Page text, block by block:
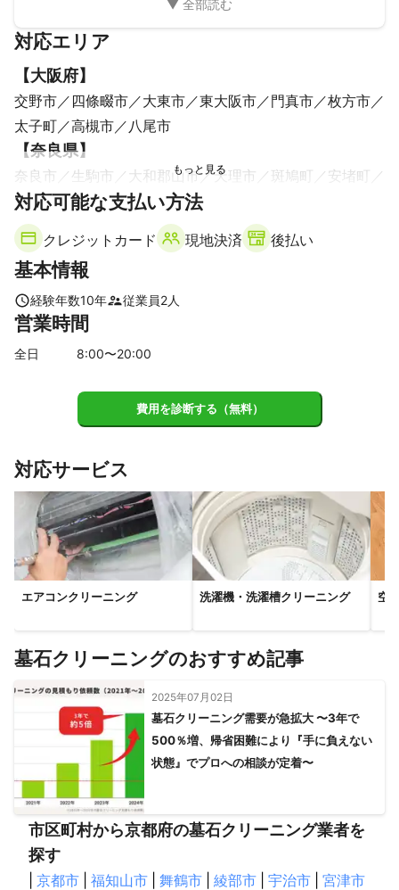
対応エリア
【大阪府】
交野市 四條畷市 大東市 東大阪市 門真市
枚方市
太子町
高槻市 八尾市
【奈良県】
奈良市 生駒市 大和郡山市 天理市 斑鳩町
安堵町
川西町
平群町 三宅町 田原本町
三郷町
上牧町 桜井市
橿原市
大和高田市 宇陀市 葛城市
明日香村
高取町
御所市
御杖村
下市町 黒滝村
【三重県】
名張市 伊賀市
井手町 京田辺市
宇治田原町 南山城村 八幡市
久御山町
【滋賀県】
栗東市 草津市 甲賀市 湖南市 大津市
守山市
竜王町
野洲市
対応可能な支払い方法
クレジットカード 現地決済 後払い
基本情報
経験年数10年 従業員2人
営業時間
全日 8:00〜20:00
費用を診断する（無料）
対応サービス
エアコンクリーニング 洗濯機・洗濯槽クリーニング 空
墓石クリーニングのおすすめ記事
2025年07月02日
墓石クリーニング需要が急拡大 〜3年で
500％増、帰省困難により『手に負えない
状態』でプロへの相談が定着〜
市区町村から京都府の墓石クリーニング業者を
探す
京都市 福知山市 舞鶴市 綾部市 宇治市
宮津市